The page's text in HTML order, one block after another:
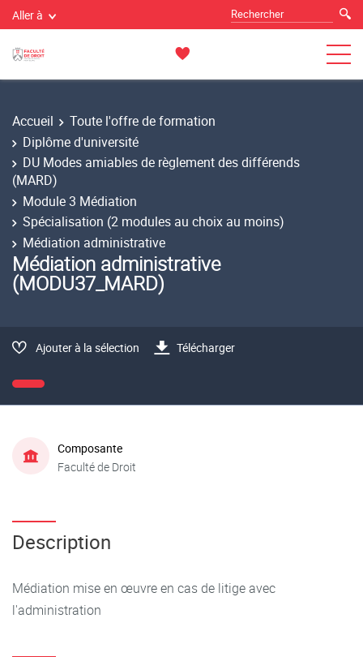
Aller à
Accueil
Toute l'offre de formation
Diplôme d'université
DU Modes amiables de règlement des différends
(MARD)
Module 3 Médiation
Spécialisation (2 modules au choix au moins)
Médiation administrative
Médiation administrative
(MODU37_MARD)
Ajouter à la sélection Télécharger
Composante
Faculté de Droit
Description
Médiation mise en œuvre en cas de litige avec
l'administration